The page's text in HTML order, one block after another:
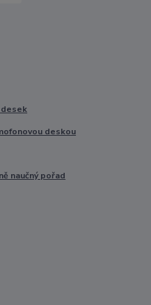
desek
deskou
naučný pořad